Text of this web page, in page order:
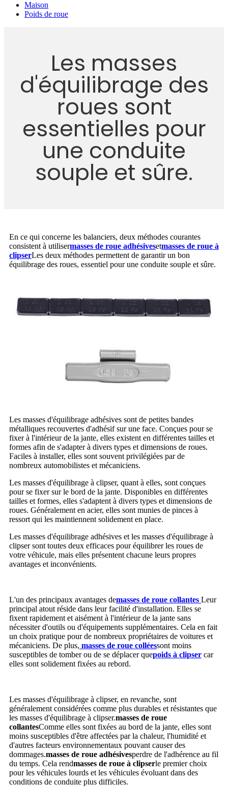
Maison
Poids de roue
Les masses
d'équilibrage des
roues sont
essentielles pour
une conduite
souple et sûre.
En ce qui concerne les balanciers, deux méthodes courantes
consistent à utilisermasses de roue adhésivesetmasses de roue à
clipserLes deux méthodes permettent de garantir un bon
équilibrage des roues, essentiel pour une conduite souple et sûre.
Les masses d'équilibrage adhésives sont de petites bandes
métalliques recouvertes d'adhésif sur une face. Conçues pour se
fixer à l'intérieur de la jante, elles existent en différentes tailles et
formes afin de s'adapter à divers types et dimensions de roues.
Faciles à installer, elles sont souvent privilégiées par de
nombreux automobilistes et mécaniciens.
Les masses d'équilibrage à clipser, quant à elles, sont conçues
pour se fixer sur le bord de la jante. Disponibles en différentes
tailles et formes, elles s'adaptent à divers types et dimensions de
roues. Généralement en acier, elles sont munies de pinces à
ressort qui les maintiennent solidement en place.
Les masses d'équilibrage adhésives et les masses d'équilibrage à
clipser sont toutes deux efficaces pour équilibrer les roues de
votre véhicule, mais elles présentent chacune leurs propres
avantages et inconvénients.
L'un des principaux avantages demasses de roue collantes Leur
principal atout réside dans leur facilité d'installation. Elles se
fixent rapidement et aisément à l'intérieur de la jante sans
nécessiter d'outils ou d'équipements supplémentaires. Cela en fait
un choix pratique pour de nombreux propriétaires de voitures et
mécaniciens. De plus, masses de roue colléessont moins
susceptibles de tomber ou de se déplacer quepoids à clipser car
elles sont solidement fixées au rebord.
Les masses d'équilibrage à clipser, en revanche, sont
généralement considérées comme plus durables et résistantes que
les masses d'équilibrage à clipser.masses de roue
collantesComme elles sont fixées au bord de la jante, elles sont
moins susceptibles d'être affectées par la chaleur, l'humidité et
d'autres facteurs environnementaux pouvant causer des
dommages.masses de roue adhésivesperdre de l'adhérence au fil
du temps. Cela rendmasses de roue à clipserle premier choix
pour les véhicules lourds et les véhicules évoluant dans des
conditions de conduite plus difficiles.